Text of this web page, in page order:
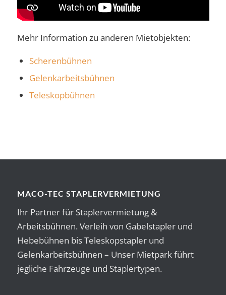
Mehr Information zu anderen Mietobjekten:
Scherenbühnen
Gelenkarbeitsbühnen
Teleskopbühnen
MACO-TEC STAPLERVERMIETUNG
Ihr Partner für Staplervermietung &
Arbeitsbühnen. Verleih von Gabelstapler und
Hebebühnen bis Teleskopstapler und
Gelenkarbeitsbühnen – Unser Mietpark führt
jegliche Fahrzeuge und Staplertypen.